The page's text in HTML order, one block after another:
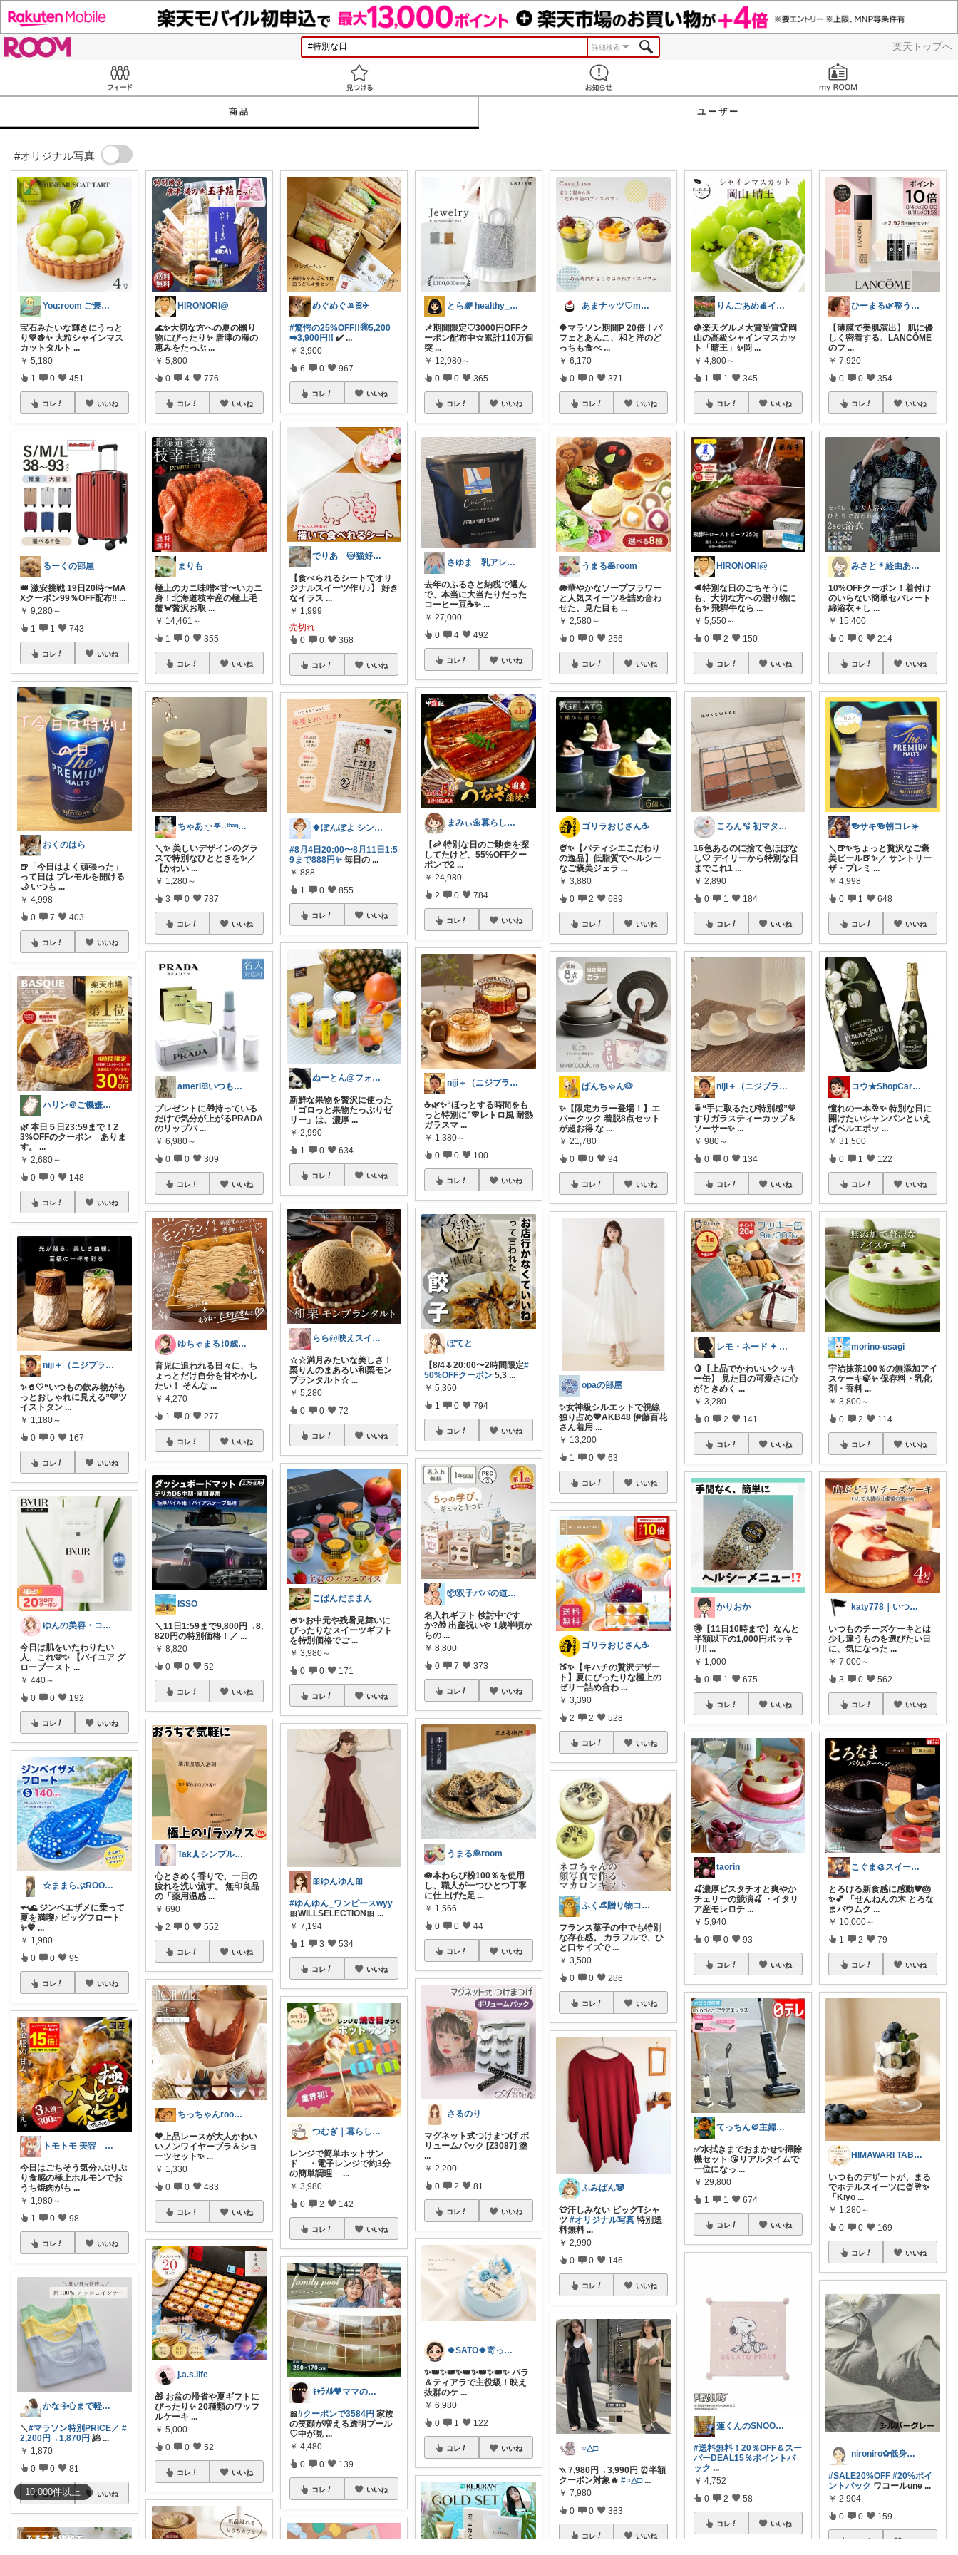
楽天トップへ
詳細検索
商品 ユーザー
#オリジナル写真
10,000件以上
You:room ご褒美スイーツ🧁
宝石みたいな輝きにうっと
り💚🍇✨ 大粒シャインマス
カットタルト ...
￥ 5,180
1 0 451
コレ いいね
るーくの部屋
👑 激安挑戦 19日20時〜MA
Xクーポン99％OFF配布‼️ ...
￥ 9,280～
1 1 743
コレ いいね
おくのはら
🍺「今日はよく頑張った」
って日は プレモルを開ける
🌙 いつも ...
￥ 4,998
0 7 403
コレ いいね
ハリン＠ご機嫌な暮らし💕
🌿 本日５日23:59まで！2
3%OFFのクーポン ありま
す。
...
￥ 2,680～
0 0 148
コレ いいね
niji＋（ニジプラス）感謝しています
✨🥤🤍“いつもの飲み物がも
っとおしゃれに見える”💛ツ
イストタン ...
￥ 1,180～
0 0 167
コレ いいね
ゆんの美容・コスメまとめ部屋
今日は肌をいたわりたい
人、これ🩷✨ 【バイユア グ
ローブースト ...
￥ 440～
0 0 192
コレ いいね
☆ままらぶROOM🎀🫧初めまして☆
🦈🌊 ジンベエザメに乗って
夏を満喫♪ ビッグフロート
✨💙 ...
￥ 1,980
0 0 95
コレ いいね
トモトモ 美容 食品 子育てルーム
今日はごちそう気分♪ぷりぷ
り食感の極上ホルモンでお
うち焼肉がも ...
￥ 1,980～
1 0 98
コレ いいね
かな𖧷心まで軽くなる暮らしの記録🌿
＼#マラソン特別PRICE／ #
2,200円→1,870円 綿 ...
￥ 1,870
0 0 81
コレ いいね
HIRONORI@
🌊✨大切な方への夏の贈り
物にぴったり✨ 唐津の海の
恵みをたっぷ ...
￥ 5,800
0 4 776
コレ いいね
まりも
極上のカニ味噌×甘〜いカニ
身！北海道枝幸産の極上毛
蟹🦀贅沢お取 ...
￥ 14,461～
1 0 355
コレ いいね
ちゃあ◔̯◔‪𖤐˒˒ᵗʱᵃᵑᵏᵧₒᵤ
＼✨ 美しいデザインのグラ
スで特別なひとときを✨／
【かわい ...
￥ 1,280～
3 0 787
コレ いいね
ameriꕤいつもありがとう
プレゼントに🎁持っている
だけで気分が上がるPRADA
のリップバ ...
￥ 6,980～
0 0 309
コレ いいね
ゆちゃまる⌇ 0歳ベビーとママ楽グッズ
育児に追われる日々に、ち
ょっとだけ自分を甘やかし
たい！ そんな ...
￥ 4,270
1 0 277
コレ いいね
ISSO
＼11日1:59まで9,800円→8,
820円の特別価格！／...
￥ 8,820
0 0 52
コレ いいね
Tak🗼シンプルで健康的な暮らし
心ときめく香りで、一日の
疲れを洗い流す。 無印良品
の「薬用温感 ...
￥ 690
2 0 552
コレ いいね
ちっちゃんroom@toki*kura
🤎上品レースが大人かわい
いノンワイヤーブラ＆ショ
ーツセット✨...
￥ 1,330
0 0 483
コレ いいね
j.a.s.life
🎁 お盆の帰省や夏ギフトに
ぴったり✨ 20種類のワッフ
ルケーキ ...
￥ 5,000
0 0 52
コレ いいね
めぐめぐꔛꕤ✈︎
#驚愕の25%OFF!!🉐5,200
➡️3,900円!! ✔️ ...
￥ 3,900
6 0 967
コレ いいね
でりあ 🐱猫好きのグルメ
【食べられるシートでオリ
ジナルスイーツ作り♪】 好き
なイラス ...
￥ 1,999
売切れ
0 0 368
コレ いいね
🍀ぽんぽよ シンプル時短ライフ🍀
#8月4日20:00〜8月11日1:5
9まで888円✨ 毎日の ...
￥ 888
1 0 855
コレ いいね
ぬーとん@フォロバ100％
新鮮な果物を贅沢に使った
「ゴロっと果物たっぷりゼ
リー」は、濃厚 ...
￥ 2,990
1 0 634
コレ いいね
らら@映えスイーツとQOLアップ
☆☆満月みたいな美しさ！
栗りんのまあるい和栗モン
ブランタルト☆ ...
￥ 5,280
0 0 72
コレ いいね
こぱんだままん
🍧✨お中元や残暑見舞いに
ぴったりなスイーツギフト
を特別価格でご ...
￥ 3,980～
0 0 171
コレ いいね
🎀ゆんゆん🎀
#ゆんゆん_ワンピースwyy
🎀WILLSELECTION🎀...
￥ 7,194
1 3 534
コレ いいね
つむぎ｜暮らしを少し豊かに
レンジで簡単ホットサン
ド ・電子レンジで約3分
の簡単調理
...
￥ 3,980
0 2 142
コレ いいね
ｷｬﾗﾒﾙ🧡ママのかわいい×ラク育児✼
🎀#クーポンで3584円 家族
の笑顔が増える透明プール
♡中が見 ...
￥ 4,480
0 0 139
コレ いいね
とら🌈 healthy_simple
📌期間限定♡ 3000円OFFク
ーポン配布中☆累計110万個
突 ...
￥ 12,980～
0 0 365
コレ いいね
さゆま 乳アレっ子ママ｜知育×子育てグッ
去年のふるさと納税で選ん
で、本当に大当たりだった
コーヒー豆☕✨ ...
￥ 27,000
0 4 492
コレ いいね
まみぃ🌼暮らしの便利グッズ｜毎日朝コレ
【🦐 特別な日のご馳走を探
してたけど、55%OFFクー
ポンで2 ...
￥ 24,980
2 0 784
コレ いいね
niji＋（ニジプラス）感謝しています
☕🌿✨“ほっとする時間をも
っと特別に”💛レトロ風 耐熱
ガラスマ ...
￥ 1,380～
0 0 100
コレ いいね
ぽてと
【8/4🌷20:00〜2時間限定#
50%OFFクーポン 5,3 ...
￥ 5,360
1 0 794
コレ いいね
📦双子パパの道具箱/経由感謝です✨🙇
名入れギフト 検討中です
か?🎁 出産祝いや 1歳半頃か
らの...
￥ 8,800
0 7 373
コレ いいね
うまる🥞room
🪷本わらび粉100％を使用
し、職人が一つひとつ丁寧
に仕上げた足 ...
￥ 1,566
0 0 44
コレ いいね
さるのり
マグネット式つけまつげ ボ
リュームパック [Z3087] 塗
...
￥ 2,200
0 2 81
コレ いいね
🍀SATO🍀寄って、見てらっしゃい！
​✨👑✨👑✨👑✨👑✨👑✨ バラ
＆ティアラで主役級！映え
抜群のケ ...
￥ 6,980
0 1 122
コレ いいね
あまナッツ♡mottoお取り寄せスイーツ
🔶マラソン期間P 20倍！パ
フェとあんこ、和と洋のど
っちも食べ ...
￥ 6,170
0 0 371
コレ いいね
うまる🥞room
🪷華やかなソープフラワー
と人気スイーツを詰め合わ
せた、見た目も ...
￥ 2,580～
0 0 256
コレ いいね
ゴリラおじさん☕️
🍨✨【パティシエこだわり
の逸品】低脂質でヘルシー
なご褒美ジェラ ...
￥ 3,880
0 2 689
コレ いいね
ぱんちゃん🐶
✨【限定カラー登場！】エ
バークック 着脱8点セット
が超お得 な ...
￥ 21,780
0 0 94
コレ いいね
opaの部屋
✨女神級シルエットで視線
独り占め💖AKB48 伊藤百花
さん着用 ...
￥ 13,200
1 0 63
コレ いいね
ゴリラおじさん☕️
🍑✨【キハチの贅沢デザー
ト】夏にぴったりな極上の
ゼリー詰め合わ ...
￥ 3,390
2 2 528
コレ いいね
ふく👒贈り物コンシェルジュ
フランス菓子の中でも特別
な存在感。 カラフルで、ひ
と口サイズで ...
￥ 3,500
0 0 286
コレ いいね
ふみぱん🐼
👕汗しみない ビッグTシャ
ツ#オリジナル写真 特別送
料無料 ...
￥ 2,990
0 0 146
コレ いいね
○△□
⳹ 7,980円→3,990円 ⏰半額
クーポン対象🔥#○△□ ...
￥ 7,980
0 0 383
コレ いいね
りんごあめ🍎インテリア雑貨🫧🌿
🍇楽天グルメ大賞受賞🏆岡
山の高級シャインマスカッ
ト「晴王」✨岡 ...
￥ 4,800～
1 1 345
コレ いいね
HIRONORI@
🥩特別な日のごちそうに
も、大切な方への贈り物に
も✨ 飛騨牛なら ...
￥ 5,550～
0 2 150
コレ いいね
ころん🫧 初マタ×かわいい暮らし
16色あるのに捨て色ほぼな
し🤍 デイリーから特別な日
までこれ1 ...
￥ 2,890
0 1 184
コレ いいね
niji＋（ニジプラス）感謝しています
🍵“手に取るたび特別感”💛
すりガラスティーカップ＆
ソーサー✨...
￥ 980～
0 0 134
コレ いいね
レモ・ネード ✦ セレクト 🍋
🍋【上品でかわいいクッキ
ー缶】 見た目の可愛さに心
がときめく ...
￥ 3,280
0 2 141
コレ いいね
かりおか
🉐【11日10時まで】なんと
半額以下の1,000円ポッキ
リ‼️ ...
￥ 1,000
0 1 675
コレ いいね
taorin
🍒濃厚ピスタチオと爽やか
チェリーの競演🍒 ・イタリ
ア産モレロチ ...
￥ 5,940
0 0 93
コレ いいね
てっちん＠主婦ラクグッズ中心✨
✅水拭きまでおまかせ✨掃除
機セット 😘リアルタイムで
一位になっ ...
￥ 29,800
1 1 674
コレ いいね
蓮くんのSNOOPYおすすめROOM
#送料無料！20％OFF＆スー
パーDEAL15％ポイントバ
ック ...
￥ 4,752
0 2 58
コレ いいね
ひーまる🌿整う暮らしと成分美容
【薄膜で美肌演出】 肌に優
しく密着する、LANCÔME
のフ ...
￥ 7,920
0 0 354
コレ いいね
みさと＊経由ありがとうございます🧡
10%OFFクーポン！着付け
のいらない簡単セパレート
綿浴衣＋し ...
￥ 15,400
0 0 214
コレ いいね
🍻サキ🍻朝コレ☀️
＼🍺✨ちょっと贅沢なご褒
美ビール🍺✨／ サントリー
ザ・プレミ ...
￥ 4,998
0 1 648
コレ いいね
コウ★ShopCarefulBuyer
憧れの一本🥂✨ 特別な日に
開けたいシャンパンといえ
ばベルエポッ ...
￥ 31,500
0 1 122
コレ いいね
morino-usagi
宇治抹茶100％の無添加アイ
スケーキ🍃✨ 保存料・乳化
剤・香料 ...
￥ 3,800～
0 2 114
コレ いいね
katy778｜いつも有難うございます✨
いつものチーズケーキとは
少し違うものを選びたい日
に、気になった ...
￥ 7,000～
3 0 562
コレ いいね
こぐま🥮スイーツ大好き😍
とろける新食感に感動🤎🎂
✨💕 「せんねんの木 とろな
まバウムク ...
￥ 10,000～
1 2 79
コレ いいね
HIMAWARI TABLE🌼
いつものデザートが、まる
でホテルスイーツに🍨🥂✨
「Kiyo ...
￥ 1,280～
0 0 169
コレ いいね
nironiro✿低身長✧敏感肌*
#SALE20%OFF #20%ポイ
ントバック ワコールune ...
￥ 2,904
0 0 159